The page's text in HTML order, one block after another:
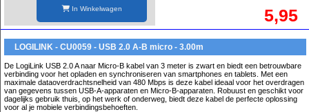
In Winkelwagen 5,95
LOGILINK - CU0059 - USB 2.0 A-B micro - 3.00m
De LogiLink USB 2.0 A naar Micro-B kabel van 3 meter is zwart en biedt een betrouwbare
verbinding voor het opladen en synchroniseren van smartphones en tablets. Met een
maximale dataoverdrachtsnelheid van 480 Mbps is deze kabel ideaal voor het overdragen
van gegevens tussen USB-A-apparaten en Micro-B-apparaten. Robuust en geschikt voor
dagelijks gebruik thuis, op het werk of onderweg, biedt deze kabel de perfecte oplossing
voor al je mobiele verbindingsbehoeften.